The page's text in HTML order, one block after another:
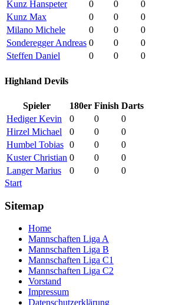
Kunz Hanspeter
0 0
0
Kunz Max
0 0
0
Milano Michele
0 0
0
Sonderegger Andreas 0 0
0
Steffen Daniel
0 0 0
Highland Devils
Spieler 180er Finish Darts
Hediger Kevin
0 0
0
Hirzel Michael
0 0
0
Humbel Tobias 0 0
0
Kuster Christian 0 0
0
Langer Marius
0 0
0
Start
Sitemap
Home
Mannschaften Liga A
Mannschaften Liga B
Mannschaften Liga C1
Mannschaften Liga C2
Vorstand
Impressum
Datenschutzerklärung